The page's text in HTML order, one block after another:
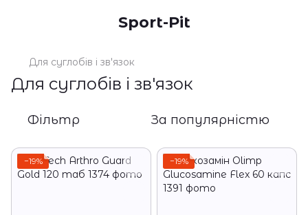
Sport-Pit
Для суглобів і зв'язок
Для суглобів і зв'язок
Фільтр За популярністю
−19% −19%